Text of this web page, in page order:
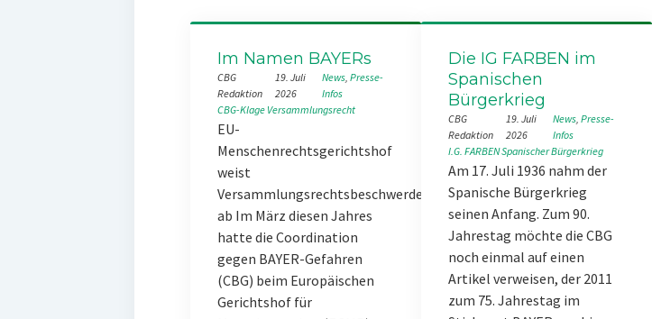
Im Namen BAYERs
CBG
Redaktion
19. Juli
2026
News, Presse-
Infos
CBG-Klage Versammlungsrecht
EU-
Menschenrechtsgerichtshof
weist
Versammlungsrechtsbeschwerde
ab Im März diesen Jahres
hatte die Coordination
gegen BAYER-Gefahren
(CBG) beim Europäischen
Gerichtshof für
Die IG FARBEN im
Spanischen
Bürgerkrieg
CBG
Redaktion
19. Juli
2026
News, Presse-
Infos
I.G. FARBENSpanischer Bürgerkrieg
Am 17. Juli 1936 nahm der
Spanische Bürgerkrieg
seinen Anfang. Zum 90.
Jahrestag möchte die CBG
noch einmal auf einen
Artikel verweisen, der 2011
zum 75. Jahrestag im